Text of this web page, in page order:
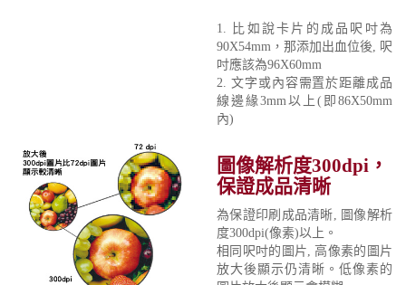
1. 比如說卡片的成品呎吋為
90X54mm，那添加出血位後, 呎
吋應該為96X60mm
2. 文字或內容需置於距離成品
線邊緣3mm以上(即86X50mm
內)
圖像解析度300dpi，
保證成品清晰
為保證印刷成品清晰, 圖像解析
度300dpi(像素)以上。
相同呎吋的圖片, 高像素的圖片
放大後顯示仍清晰。低像素的